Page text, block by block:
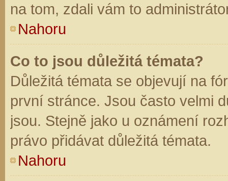
na tom, zdali vám to
Nahoru
Co to jsou důležitá témata?
Důležitá témata se objevují na
první stránce. Jsou často velmi
jsou. Stejně jako u oznámení
právo přidávat důležitá témata.
Nahoru